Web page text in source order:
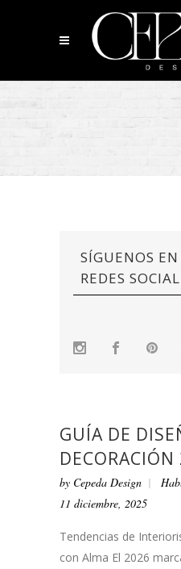
SÍGUENOS
REDES
GUÍA DE
by Cepeda Design
11 diciembre, 2025
Tendencias de
con Alma El 2026